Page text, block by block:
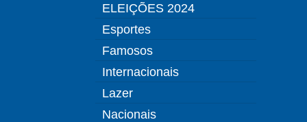
ELEIÇÕES 2024
Esportes
Famosos
Internacionais
Lazer
Nacionais